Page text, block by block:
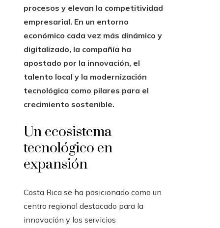
procesos y elevan la competitividad
empresarial. En un entorno
económico cada vez más dinámico y
digitalizado, la compañía ha
apostado por la innovación, el
talento local y la modernización
tecnológica como pilares para el
crecimiento sostenible.
Un ecosistema
tecnológico en
expansión
Costa Rica se ha posicionado como un
centro regional destacado para la
innovación y los servicios